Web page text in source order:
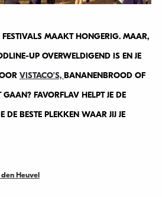
MAAKT HONGERIG. MAAR,
UP OVERWELDIGEND IS EN JE
VISTACO’S, BANANENBROOD OF
FAVORFLAV HELPT JE DE
DE BESTE PLEKKEN WAAR JIJ JE
Heuvel